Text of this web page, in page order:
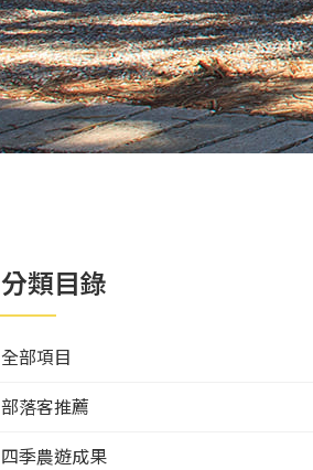
分類目錄
全部項目
部落客推薦
四季農遊成果